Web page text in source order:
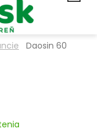
Daosin 60